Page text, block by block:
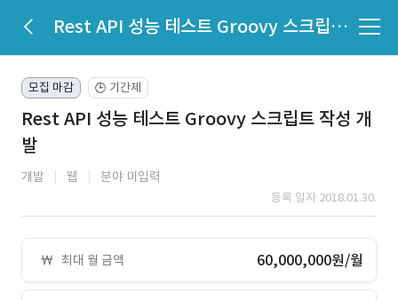
Rest API 성능 테스트 Groovy 스크립트 작성 개발
모집 마감 🕒 기간제
Rest API 성능 테스트 Groovy 스크립트 작성 개
발
개발 웹 분야 미입력
등록 일자 2018.01.30.
최대 월 금액 60,000,000원/월